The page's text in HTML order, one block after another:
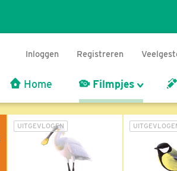
Inloggen Registreren
Home Filmpjes
UITGEVLOGEN